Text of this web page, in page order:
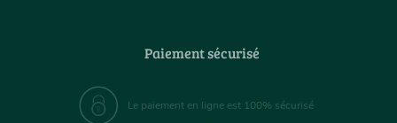
Paiement sécurisé
Le paiement en ligne est 100% sécurisé